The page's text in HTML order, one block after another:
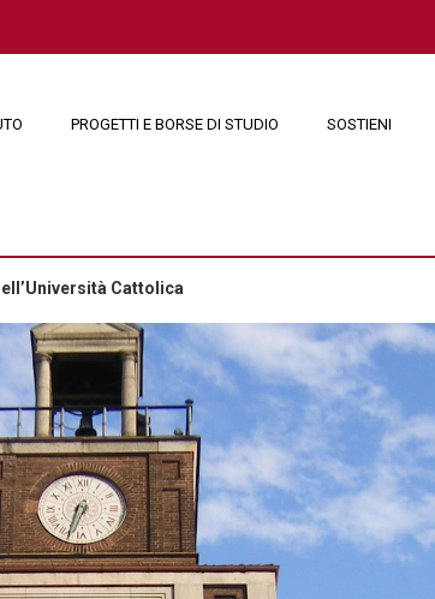
PROGETTI E BORSE DI STUDIO SOSTIENI
Cattolica